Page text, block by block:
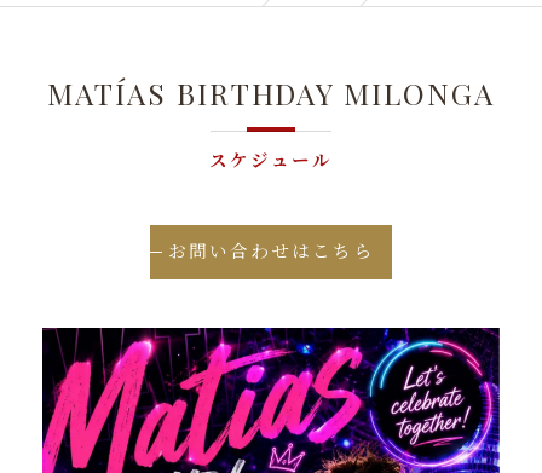
スケジュール
MATÍAS BIRTHDAY MILONGA
お問い合わせはこちら